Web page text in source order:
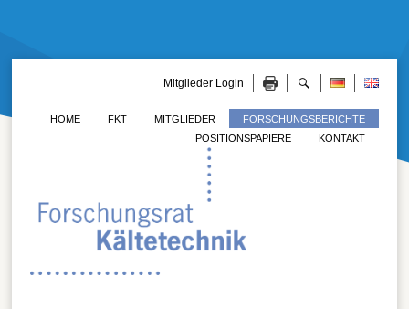
Mitglieder Login
HOME FKT MITGLIEDER
FORSCHUNGSBERICHTE
POSITIONSPAPIERE
KONTAKT